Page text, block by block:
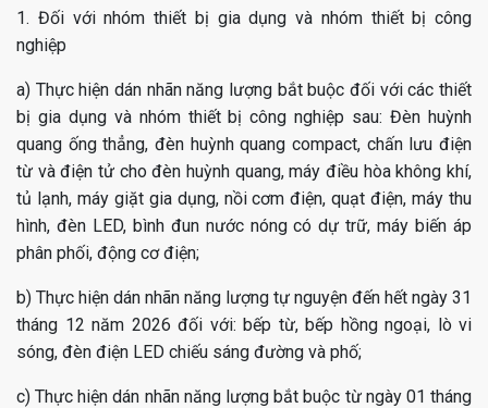
1. Đối với nhóm thiết bị gia dụng và nhóm thiết bị công
nghiệp
a) Thực hiện dán nhãn năng lượng bắt buộc đối với các thiết
bị gia dụng và nhóm thiết bị công nghiệp sau: Đèn huỳnh
quang ống thẳng, đèn huỳnh quang compact, chấn lưu điện
từ và điện tử cho đèn huỳnh quang, máy điều hòa không khí,
tủ lạnh, máy giặt gia dụng, nồi cơm điện, quạt điện, máy thu
hình, đèn LED, bình đun nước nóng có dự trữ, máy biến áp
phân phối, động cơ điện;
b) Thực hiện dán nhãn năng lượng tự nguyện đến hết ngày 31
tháng 12 năm 2026 đối với: bếp từ, bếp hồng ngoại, lò vi
sóng, đèn điện LED chiếu sáng đường và phố;
c) Thực hiện dán nhãn năng lượng bắt buộc từ ngày 01 tháng